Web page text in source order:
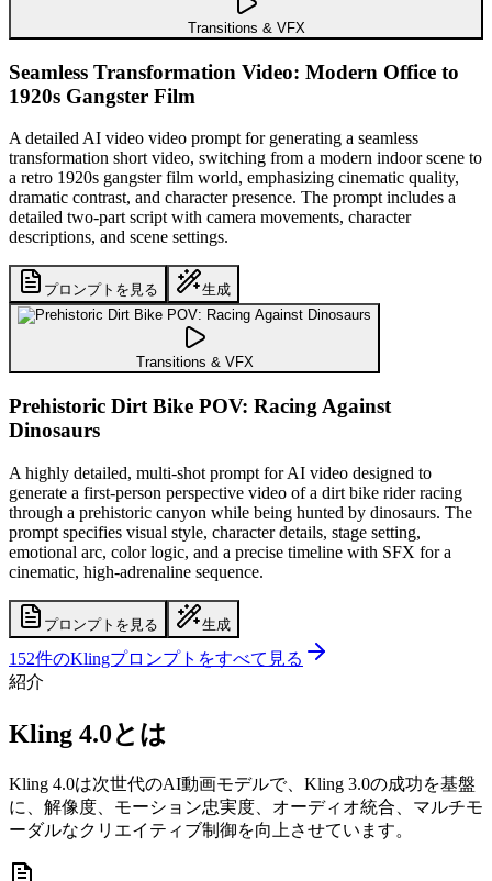
Transitions & VFX
Seamless Transformation Video: Modern Office to
1920s Gangster Film
A detailed AI video video prompt for generating a seamless
transformation short video, switching from a modern indoor scene to
a retro 1920s gangster film world, emphasizing cinematic quality,
dramatic contrast, and character presence. The prompt includes a
detailed two-part script with camera movements, character
descriptions, and scene settings.
プロンプトを見る 生成
Transitions & VFX
Prehistoric Dirt Bike POV: Racing Against
Dinosaurs
A highly detailed, multi-shot prompt for AI video designed to
generate a first-person perspective video of a dirt bike rider racing
through a prehistoric canyon while being hunted by dinosaurs. The
prompt specifies visual style, character details, stage setting,
emotional arc, color logic, and a precise timeline with SFX for a
cinematic, high-adrenaline sequence.
プロンプトを見る 生成
152件のKlingプロンプトをすべて見る
紹介
Kling 4.0とは
Kling 4.0は次世代のAI動画モデルで、Kling 3.0の成功を基盤
に、解像度、モーション忠実度、オーディオ統合、マルチモ
ーダルなクリエイティブ制御を向上させています。